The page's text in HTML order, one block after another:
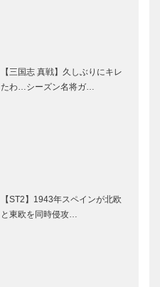
【三国志 真戦】久しぶりにキレ
たわ…シーズン名将ガ…
【ST2】1943年スペインが北欧
と東欧を同時侵攻…